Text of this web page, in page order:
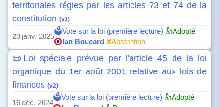
territoriales régies par les articles 73 et 74 de la
constitution (v3)
23 janv. 2025
🗳️Vote sur la loi (première lecture) 👍Adopté
Ian Boucard ❌Abstention
📜Loi spéciale prévue par l'article 45 de la loi
organique du 1er août 2001 relative aux lois de
finances (v2)
16 déc. 2024
🗳️Vote sur la loi (première lecture) 👍Adopté